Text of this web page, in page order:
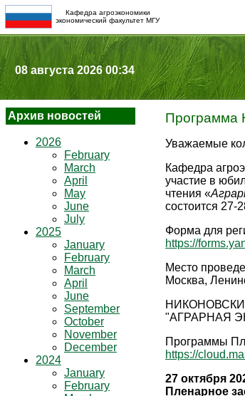
Кафедра агроэкономики
экономический факультет МГУ
08 августа 2026 00:34
Архив новостей
2026
February
March
April
May
June
July
2025
January
February
March
April
June
September
October
November
December
2024
January
February
Программа
Уважаемые
Кафедра
участие в
чтения «
состоится 27-
Форма для
https://
Место
Москва,
"АГРАРНАЯ
Программы
https://
27 октября
Пленарное